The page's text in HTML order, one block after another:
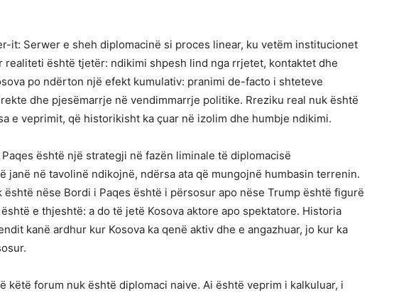
it: Serwer e sheh diplomacinë si proces linear, ku vetëm institucionet
realiteti është tjetër: ndikimi shpesh lind nga rrjetet, kontaktet dhe
po ndërton një efekt kumulativ: pranimi de-facto i shteteve
dhe pjesëmarrje në vendimmarrje politike. Rreziku real nuk është
e veprimit, që historikisht ka çuar në izolim dhe humbje ndikimi.
është një strategji në fazën liminale të diplomacisë
janë në tavolinë ndikojnë, ndërsa ata që mungojnë humbasin terrenin.
është nëse Bordi i Paqes është i përsosur apo nëse Trump është figurë
e thjeshtë: a do të jetë Kosova aktore apo spektatore. Historia
kanë ardhur kur Kosova ka qenë aktiv dhe e angazhuar, jo kur ka
këtë forum nuk është diplomaci naive. Ai është veprim i kalkuluar, i